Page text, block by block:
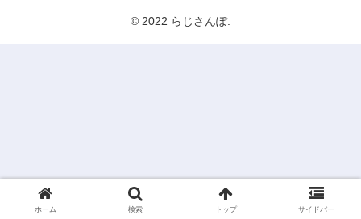
© 2022 らじさんぽ.
ホーム 検索 トップ サイドバー